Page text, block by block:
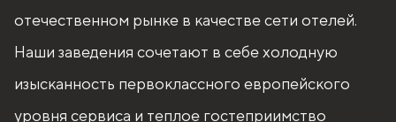
отечественном рынке в качестве сети отелей.
Наши заведения сочетают в себе холодную
изысканность первоклассного европейского
уровня сервиса и теплое гостеприимство